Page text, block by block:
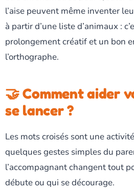
l’aise peuvent même inventer
à partir d’une liste d’animaux :
prolongement créatif et un bon
l’orthographe.
🤝 Comment aider
se lancer ?
Les mots croisés sont une
quelques gestes simples du
l’accompagnant changent tout
débute ou qui se décourage.